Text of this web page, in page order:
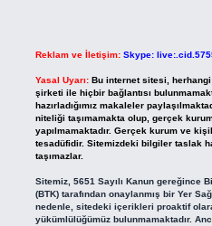
Reklam ve İletişim: Skype:
Yasal Uyarı: Bu internet sitesi,
şirketi ile hiçbir bağlantısı
hazırladığımız makaleler
niteliği taşımamakta olup, gerçek
yapılmamaktadır. Gerçek kurum ve
tesadüfidir. Sitemizdeki bilgiler taslak
taşımazlar.
Sitemiz, 5651 Sayılı Kanun gereğince
(BTK) tarafından onaylanmış bir Yer
nedenle, sitedeki içerikleri proaktif
yükümlülüğümüz bulunmamaktadır.